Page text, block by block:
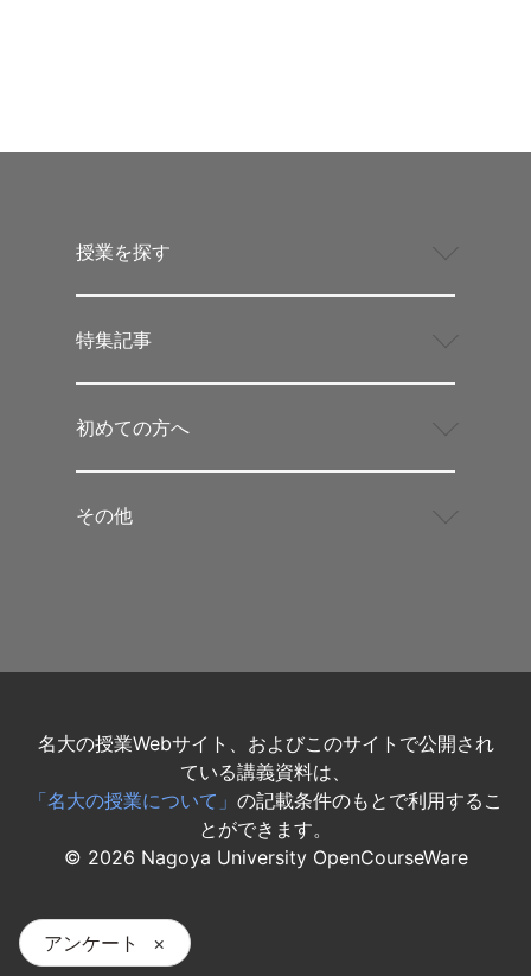
アンケート ×
授業を探す
特集記事
初めての方へ
その他
名大の授業Webサイト、およびこのサイトで公開され
ている講義資料は、
「名大の授業について」 の記載条件のもとで利用するこ
とができます。
© 2026 Nagoya University OpenCourseWare